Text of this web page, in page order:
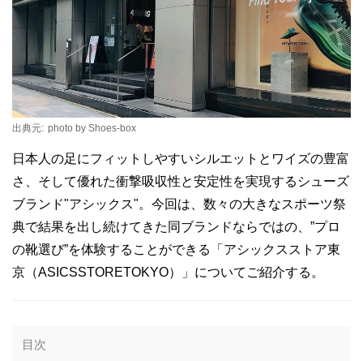
出典元: photo by Shoes-box
日本人の足にフィットしやすいシルエットとワイズの豊富
さ、そして優れた衝撃吸収性と安定性を実現するシューズ
ブランド"アシックス"。今回は、数々の大きなスポーツ祭
典で結果を出し続けてきた同ブランドならではの、”プロ
の靴選び”を体験することができる「アシックスストア東
京（ASICSSTORETOKYO）」についてご紹介する。
目次